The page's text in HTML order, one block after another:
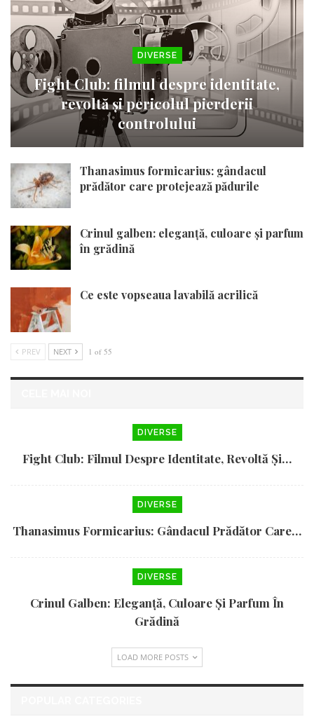
DIVERSE
Fight Club: filmul despre identitate,
revoltă și pericolul pierderii
controlului
Thanasimus formicarius: gândacul
prădător care protejează pădurile
Crinul galben: eleganță, culoare și parfum
în grădină
Ce este vopseaua lavabilă acrilică
PREV NEXT 1 of 55
DIVERSE
Fight Club: Filmul Despre Identitate, Revoltă Și…
DIVERSE
Thanasimus Formicarius: Gândacul Prădător Care…
DIVERSE
Crinul Galben: Eleganță, Culoare Și Parfum În
Grădină
LOAD MORE POSTS